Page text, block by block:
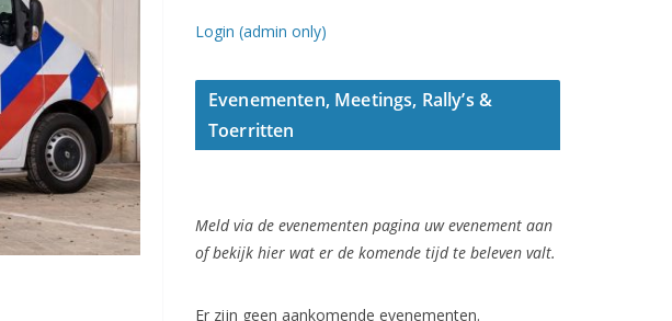
Login (admin only)
Evenementen, Meetings, Rally’s &
Toerritten
Meld via de evenementen pagina uw evenement aan
of bekijk hier wat er de komende tijd te beleven valt.
Er zijn geen aankomende evenementen.